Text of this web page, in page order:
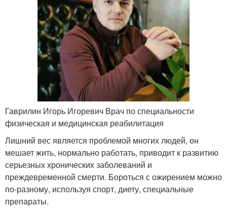
Гаврилин Игорь Игоревич Врач по специальности
физическая и медицинская реабилитация
Лишний вес является проблемой многих людей, он
мешает жить, нормально работать, приводит к развитию
серьезных хронических заболеваний и
преждевременной смерти. Бороться с ожирением можно
по-разному, используя спорт, диету, специальные
препараты.